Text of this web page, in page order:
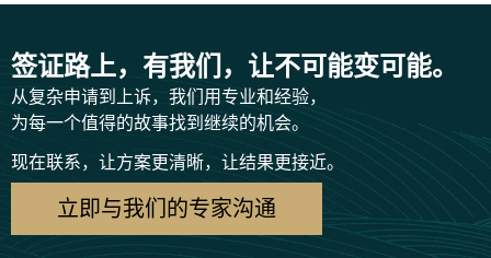
签证路上，有我们，让不可能变可能。
从复杂申请到上诉，我们用专业和经验，
为每一个值得的故事找到继续的机会。
现在联系，让方案更清晰，让结果更接近。
立即与我们的专家沟通